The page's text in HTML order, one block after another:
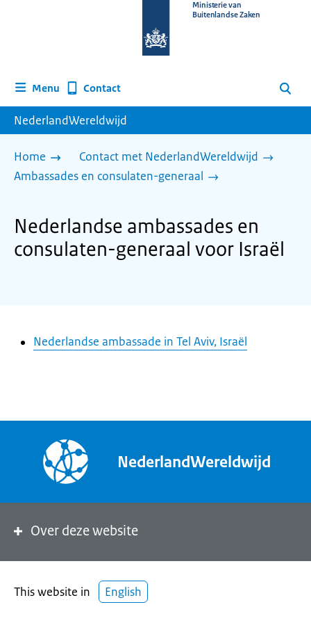
homepage
Ministerie van
Buitenlandse Zaken
Menu Contact Zoeken
NederlandWereldwijd
Home
Contact met NederlandWereldwijd
Ambassades en consulaten-generaal
Nederlandse ambassades en
consulaten-generaal voor Israël
Nederlandse ambassade in Tel Aviv, Israël
NederlandWereldwijd
Over deze website
This website in English